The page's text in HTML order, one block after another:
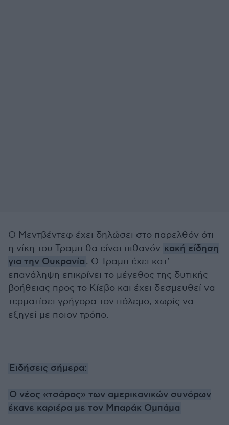
Ο Μεντβέντεφ έχει δηλώσει στο παρελθόν ότι
η νίκη του Τραμπ θα είναι πιθανόν κακή είδηση
για την Ουκρανία. Ο Τραμπ έχει κατ’
επανάληψη επικρίνει το μέγεθος της δυτικής
βοήθειας προς το Κίεβο και έχει δεσμευθεί να
τερματίσει γρήγορα τον πόλεμο, χωρίς να
εξηγεί με ποιον τρόπο.
Ειδήσεις σήμερα:
Ο νέος «τσάρος» των αμερικανικών συνόρων
έκανε καριέρα με τον Μπαράκ Ομπάμα